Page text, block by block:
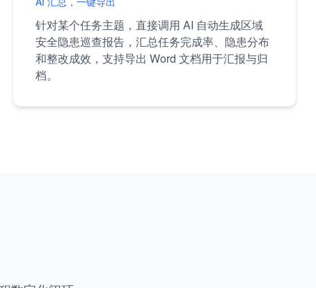
针对某个任务主题，直接调用 AI 自动生成区域
安全隐患巡查报告，汇总任务完成率、隐患分布
和整改成效，支持导出 Word 文档用于汇报与归
档。